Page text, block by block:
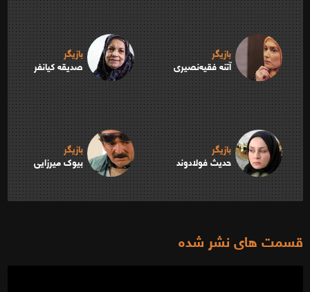
بازیگر
آتنه فقیه‌نصیری
بازیگر
صدیقه کیانفر
بازیگر
حدیث فولادوند
بازیگر
بیوک میرزایی
قسمت های نشر شده